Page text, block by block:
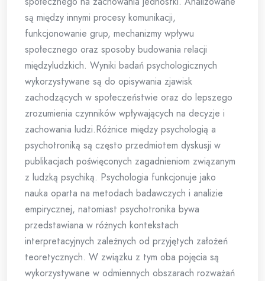
są między innymi procesy komunikacji,
funkcjonowanie grup, mechanizmy wpływu
społecznego oraz sposoby budowania relacji
międzyludzkich. Wyniki badań psychologicznych
wykorzystywane są do opisywania zjawisk
zachodzących w społeczeństwie oraz do lepszego
zrozumienia czynników wpływających na decyzje i
zachowania ludzi.Różnice między psychologią a
psychotroniką są często przedmiotem dyskusji w
publikacjach poświęconych zagadnieniom związanym
z ludzką psychiką. Psychologia funkcjonuje jako
nauka oparta na metodach badawczych i analizie
empirycznej, natomiast psychotronika bywa
przedstawiana w różnych kontekstach
interpretacyjnych zależnych od przyjętych założeń
teoretycznych. W związku z tym oba pojęcia są
wykorzystywane w odmiennych obszarach rozważań